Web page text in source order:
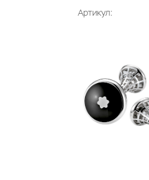
Артикул: